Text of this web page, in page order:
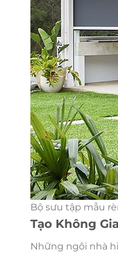
Bộ sưu tập mẫu
Tạo Không
Những ngôi nhà